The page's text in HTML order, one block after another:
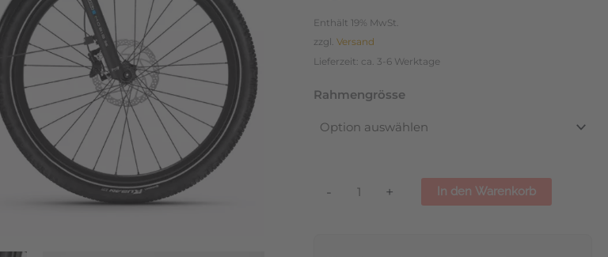
Enthält 19% MwSt.
zzgl. Versand
Lieferzeit: ca. 3-6 Werktage
Rahmengrösse
-
Cues
2026
Menge
+ In den Warenkorb